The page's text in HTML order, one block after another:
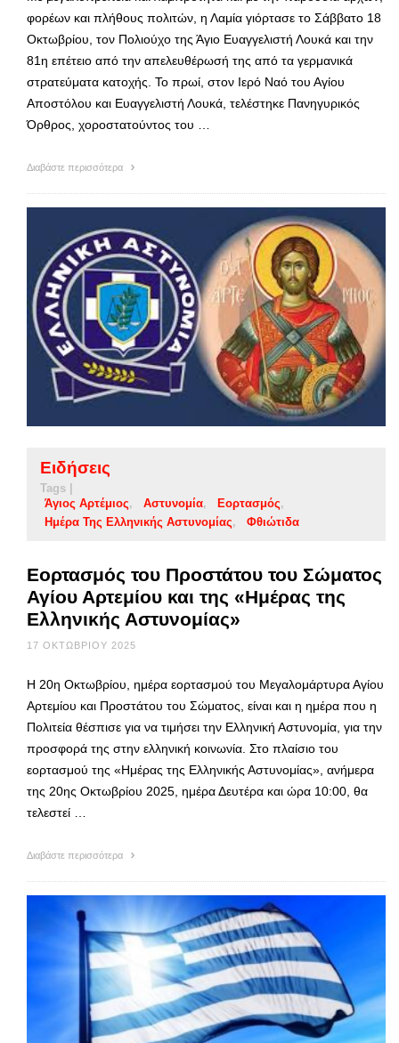
φορέων και πλήθους πολιτών, η Λαμία γιόρτασε το Σάββατο 18
Οκτωβρίου, τον Πολιούχο της Άγιο Ευαγγελιστή Λουκά και την
81η επέτειο από την απελευθέρωσή της από τα γερμανικά
στρατεύματα κατοχής. Το πρωί, στον Ιερό Ναό του Αγίου
Αποστόλου και Ευαγγελιστή Λουκά, τελέστηκε Πανηγυρικός
Όρθρος, χοροστατούντος του …
Διαβάστε περισσότερα
Ειδήσεις
Tags |
Άγιος Αρτέμιος
Αστυνομία
Εορτασμός
Ημέρα Της Ελληνικής Αστυνομίας
Φθιώτιδα
Εορτασμός του Προστάτου του Σώματος
Αγίου Αρτεμίου και της «Ημέρας της
Ελληνικής Αστυνομίας»
17 ΟΚΤΩΒΡΊΟΥ 2025
H 20η Οκτωβρίου, ημέρα εορτασμού του Μεγαλομάρτυρα Αγίου
Αρτεμίου και Προστάτου του Σώματος, είναι και η ημέρα που η
Πολιτεία θέσπισε για να τιμήσει την Ελληνική Αστυνομία, για την
προσφορά της στην ελληνική κοινωνία. Στο πλαίσιο του
εορτασμού της «Ημέρας της Ελληνικής Αστυνομίας», ανήμερα
της 20ης Οκτωβρίου 2025, ημέρα Δευτέρα και ώρα 10:00, θα
τελεστεί …
Διαβάστε περισσότερα